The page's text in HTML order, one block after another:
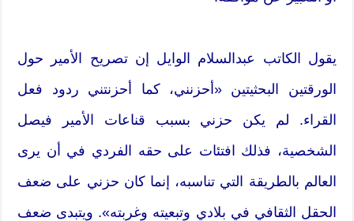
يقول الكاتب عبدالسلام الوايل إن تصريح الأمير حول
الورقتين البحثيتين «أحزنني، كما أحزنتني ردود فعل
القراء. لم يكن حزني بسبب قناعات الأمير فيصل
الشخصية، فذلك افتئات على حقه الفردي في أن يرى
العالم بالطريقة التي تناسبه، إنما كان حزني على ضعف
الحقل الثقافي في بلادي وتبعيته وغربته». ويتبدى ضعف